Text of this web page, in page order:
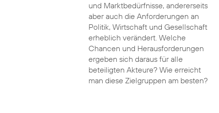
und Marktbedürfnisse, andererseits
aber auch die Anforderungen an
Politik, Wirtschaft und Gesellschaft
erheblich verändert. Welche
Chancen und Herausforderungen
ergeben sich daraus für alle
beteiligten Akteure? Wie erreicht
man diese Zielgruppen am besten?